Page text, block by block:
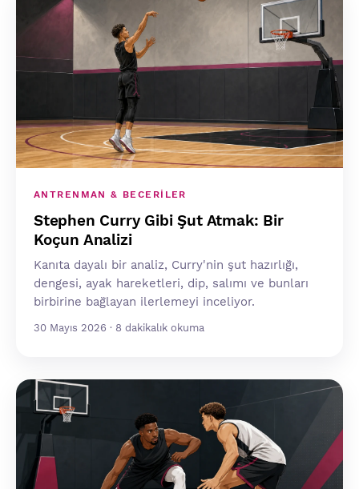
ANTRENMAN & BECERILER
Stephen Curry Gibi Şut Atmak: Bir
Koçun Analizi
Kanıta dayalı bir analiz, Curry'nin şut hazırlığı,
dengesi, ayak hareketleri, dip, salımı ve bunları
birbirine bağlayan ilerlemeyi inceliyor.
30 Mayıs 2026 · 8 dakikalık okuma